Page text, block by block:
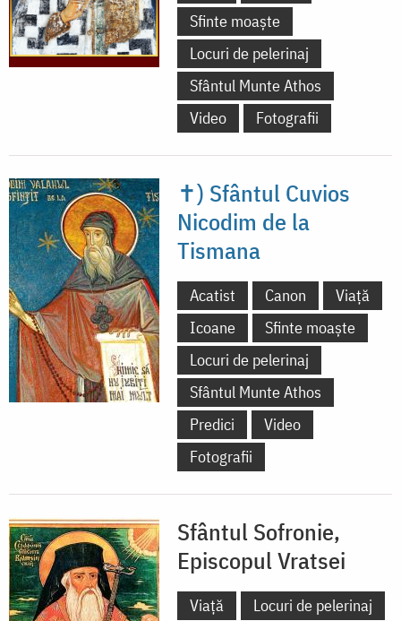
Sfinte moaște
Locuri de pelerinaj
Sfântul Munte Athos
Video
Fotografii
✝) Sfântul Cuvios
Nicodim de la
Tismana
Acatist Canon
Viață
Icoane
Sfinte moaște
Locuri de pelerinaj
Sfântul Munte Athos
Predici
Video
Fotografii
Sfântul Sofronie,
Episcopul Vratsei
Viață Locuri de pelerinaj